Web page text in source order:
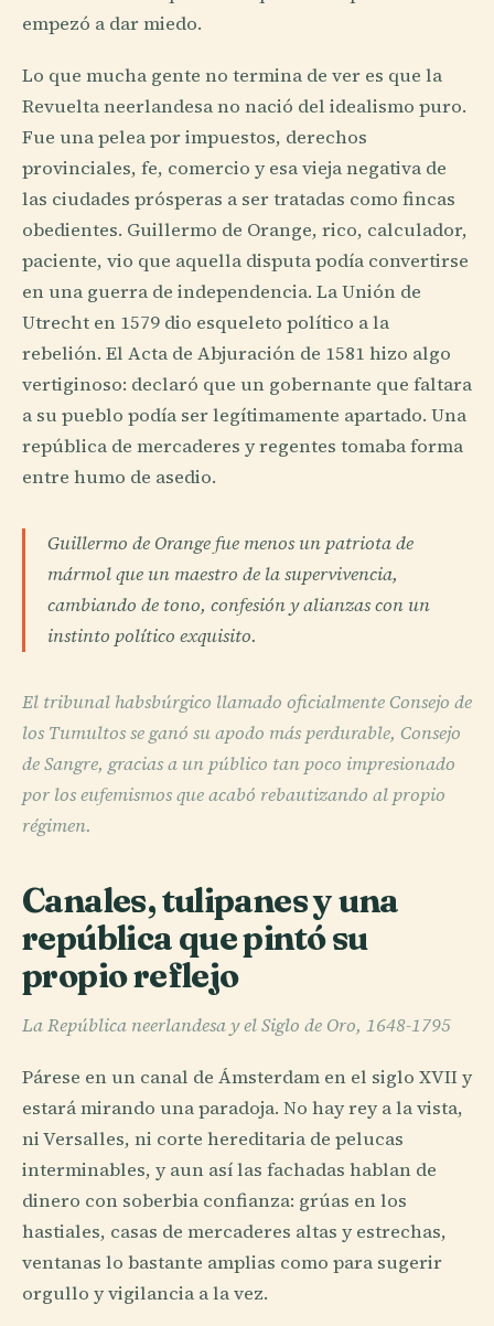
empezó a dar miedo.
Lo que mucha gente no termina de ver es que la
Revuelta neerlandesa no nació del idealismo puro.
Fue una pelea por impuestos, derechos
provinciales, fe, comercio y esa vieja negativa de
las ciudades prósperas a ser tratadas como fincas
obedientes. Guillermo de Orange, rico, calculador,
paciente, vio que aquella disputa podía convertirse
en una guerra de independencia. La Unión de
Utrecht en 1579 dio esqueleto político a la
rebelión. El Acta de Abjuración de 1581 hizo algo
vertiginoso: declaró que un gobernante que faltara
a su pueblo podía ser legítimamente apartado. Una
república de mercaderes y regentes tomaba forma
entre humo de asedio.
Guillermo de Orange fue menos un patriota de
mármol que un maestro de la supervivencia,
cambiando de tono, confesión y alianzas con un
instinto político exquisito.
El tribunal habsbúrgico llamado oficialmente Consejo de
los Tumultos se ganó su apodo más perdurable, Consejo
de Sangre, gracias a un público tan poco impresionado
por los eufemismos que acabó rebautizando al propio
régimen.
Canales, tulipanes y una
república que pintó su
propio reflejo
La República neerlandesa y el Siglo de Oro, 1648-1795
Párese en un canal de Ámsterdam en el siglo XVII y
estará mirando una paradoja. No hay rey a la vista,
ni Versalles, ni corte hereditaria de pelucas
interminables, y aun así las fachadas hablan de
dinero con soberbia confianza: grúas en los
hastiales, casas de mercaderes altas y estrechas,
ventanas lo bastante amplias como para sugerir
orgullo y vigilancia a la vez.